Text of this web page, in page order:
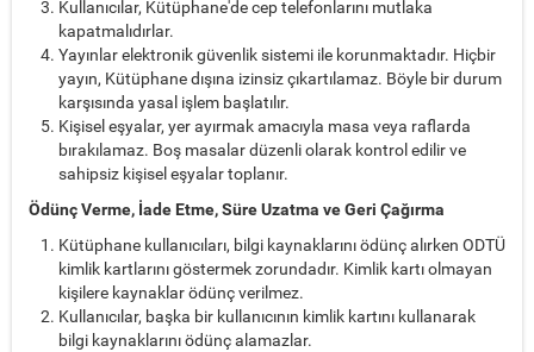
Kullanıcılar, Kütüphane'de cep telefonlarını mutlaka
kapatmalıdırlar.
Yayınlar elektronik güvenlik sistemi ile korunmaktadır. Hiçbir
yayın, Kütüphane dışına izinsiz çıkartılamaz. Böyle bir durum
karşısında yasal işlem başlatılır.
Kişisel eşyalar, yer ayırmak amacıyla masa veya raflarda
bırakılamaz. Boş masalar düzenli olarak kontrol edilir ve
sahipsiz kişisel eşyalar toplanır.
Ödünç Verme, İade Etme, Süre Uzatma ve Geri Çağırma
Kütüphane kullanıcıları, bilgi kaynaklarını ödünç alırken ODTÜ
kimlik kartlarını göstermek zorundadır. Kimlik kartı olmayan
kişilere kaynaklar ödünç verilmez.
Kullanıcılar, başka bir kullanıcının kimlik kartını kullanarak
bilgi kaynaklarını ödünç alamazlar.